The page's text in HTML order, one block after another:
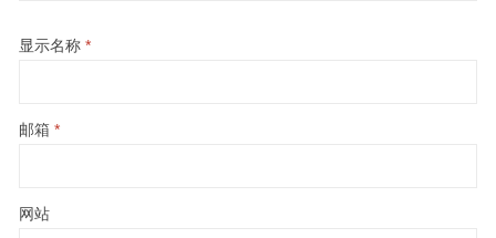
显示名称 *
邮箱 *
网站